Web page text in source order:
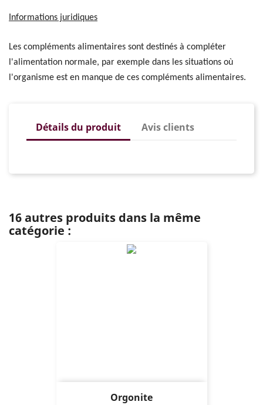
Informations juridiques
Les compléments alimentaires sont destinés à compléter
l'alimentation normale, par exemple dans les situations où
l'organisme est en manque de ces compléments alimentaires.
Détails du produit Avis clients
16 autres produits dans la même
catégorie :
Orgonite